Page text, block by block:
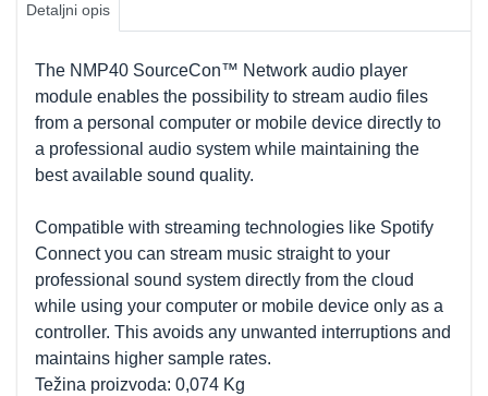
Detaljni opis
The NMP40 SourceCon™ Network audio player
module enables the possibility to stream audio files
from a personal computer or mobile device directly to
a professional audio system while maintaining the
best available sound quality.
Compatible with streaming technologies like Spotify
Connect you can stream music straight to your
professional sound system directly from the cloud
while using your computer or mobile device only as a
controller. This avoids any unwanted interruptions and
maintains higher sample rates.
Težina proizvoda: 0,074 Kg